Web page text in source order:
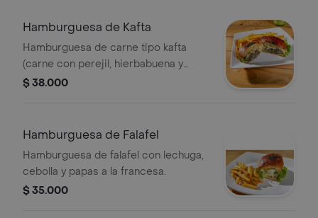
Hamburguesa de Kafta
Hamburguesa de carne tipo kafta
(carne con perejil, hierbabuena y
cebolla) con falafel, acompañada de
$ 38.000
Hamburguesa de Falafel
Hamburguesa de falafel con lechuga,
cebolla y papas a la francesa.
$ 35.000